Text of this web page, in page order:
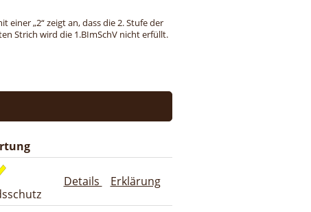
„2“ zeigt an, dass die 2. Stufe der
Strich wird die 1.BImSchV nicht erfüllt.
Details Erklärung